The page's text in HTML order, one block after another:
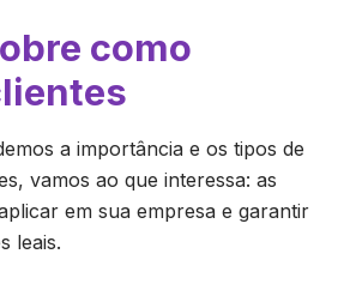
como
a importância e os tipos de
vamos ao que interessa: as
em sua empresa e garantir
leais.